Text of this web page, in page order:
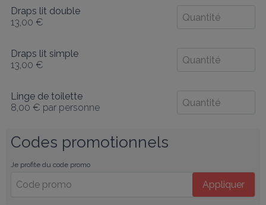
Draps lit double
13,00 €
Draps lit simple
13,00 €
Linge de toilette
8,00 € par personne
Codes promotionnels
Je profite du code promo
Appliquer